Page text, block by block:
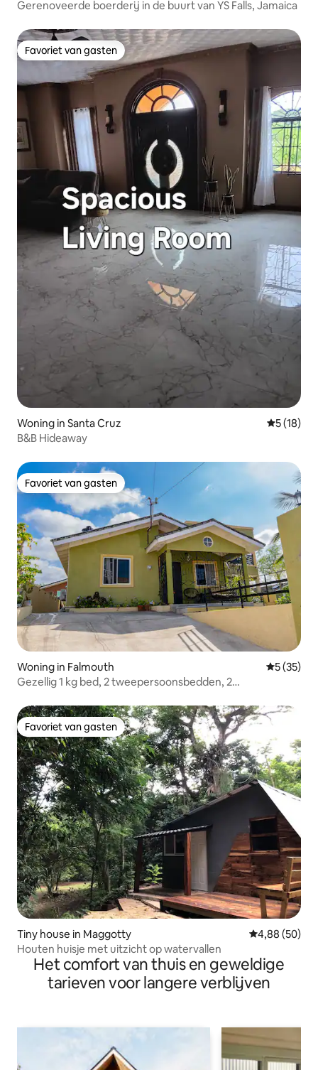
Gerenoveerde boerderij in de buurt van YS Falls, Jamaica
Favoriet van gasten
Favoriet van gasten
Woning in Santa Cruz
5 (18)
B&B Hideaway
Favoriet van gasten
Favoriet van gasten
Woning in Falmouth
5 (35)
Gezellig 1 kg bed, 2 tweepersoonsbedden, 2
Favoriet van gasten
Favoriet van gasten
Tiny house in Maggotty Gemiddelde
4,88 (50)
Houten huisje met uitzicht op watervallen
Het comfort van thuis en geweldige
tarieven voor langere verblijven